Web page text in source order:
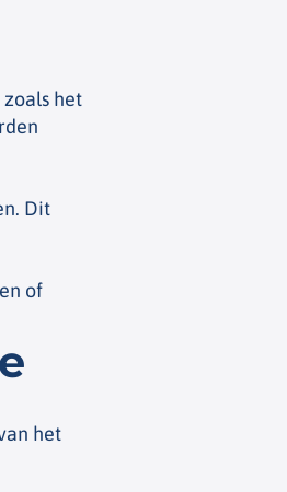
het
Dit
of
het